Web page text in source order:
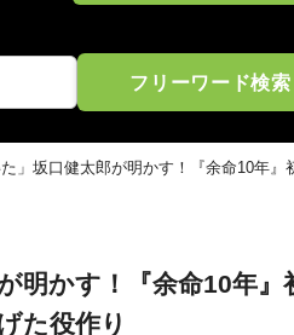
フリーワード検索
た」坂口健太郎が明かす！『余命10年
明かす！『余命10年
た役作り